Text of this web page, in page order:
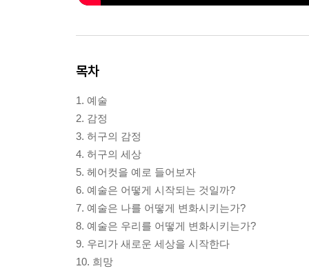
목차
1. 예술
2. 감정
3. 허구의 감정
4. 허구의 세상
5. 헤어컷을 예로 들어보자
6. 예술은 어떻게 시작되는 것일까?
7. 예술은 나를 어떻게 변화시키는가?
8. 예술은 우리를 어떻게 변화시키는가?
9. 우리가 새로운 세상을 시작한다
10. 희망